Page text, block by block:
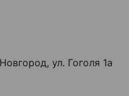
ул. Гоголя 1а